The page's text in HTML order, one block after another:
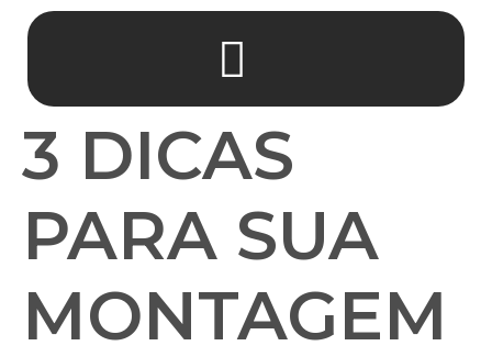
3 DICAS
PARA SUA
MONTAGEM